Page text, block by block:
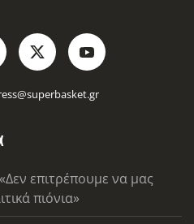
επιτρέπουμε να μας
πιόνια»